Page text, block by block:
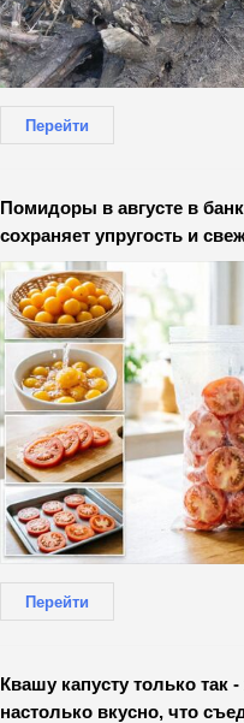
Перейти
Помидоры в августе в
сохраняет упругость и
Перейти
Квашу капусту только так
настолько вкусно, что